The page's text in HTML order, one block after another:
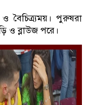
বৈচিত্র্যময়। পুরুষরা
ও ব্লাউজ পরে।